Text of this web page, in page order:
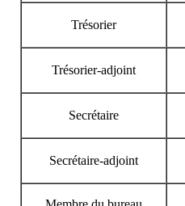
Trésorier
Trésorier-adjoint
Secrétaire
Secrétaire-adjoint